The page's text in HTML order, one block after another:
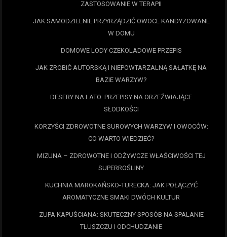
ZASTOSOWANIE W TERAPII
JAK SAMODZIELNIE PRZYRZĄDZIĆ OWOCE KANDYZOWANE
W DOMU
DOMOWE LODY CZEKOLADOWE PRZEPIS
JAK ZROBIĆ AUTORSKĄ I NIEPOWTARZALNĄ SAŁATKĘ NA
BAZIE WARZYW?
DESERY NA LATO: PRZEPISY NA ORZEŹWIAJĄCE
SŁODKOŚCI
KORZYŚCI ZDROWOTNE SUROWYCH WARZYW I OWOCÓW:
CO WARTO WIEDZIEĆ?
MIZUNA – ZDROWOTNE I ODŻYWCZE WŁAŚCIWOŚCI TEJ
SUPERROŚLINY
KUCHNIA MAROKAŃSKO-TURECKA: JAK POŁĄCZYĆ
AROMATYCZNE SMAKI DWÓCH KULTUR
ZUPA KAPUŚCIANA: SKUTECZNY SPOSÓB NA SPALANIE
TŁUSZCZU I ODCHUDZANIE